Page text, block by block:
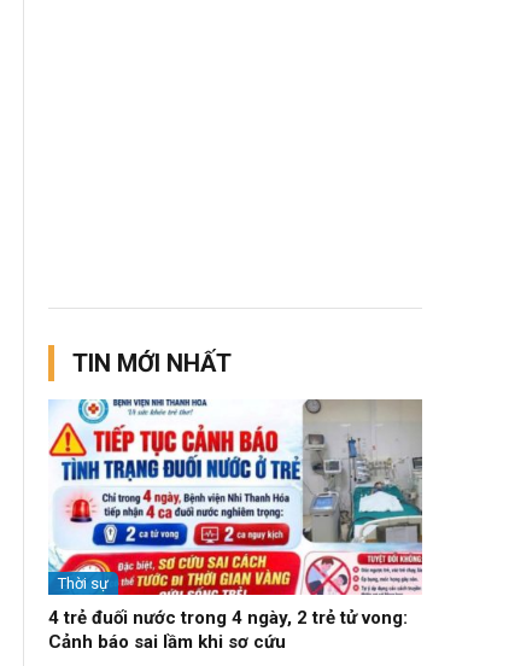
TIN MỚI NHẤT
Thời sự
4 trẻ đuối nước trong 4 ngày, 2 trẻ tử vong:
Cảnh báo sai lầm khi sơ cứu